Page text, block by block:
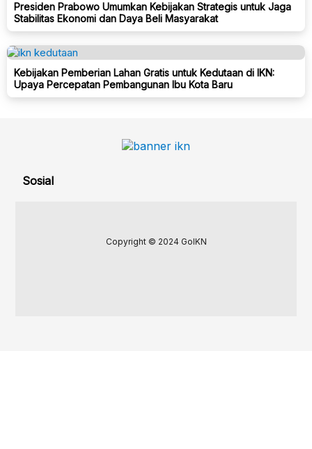
Presiden Prabowo Umumkan Kebijakan Strategis untuk Jaga
Stabilitas Ekonomi dan Daya Beli Masyarakat
Kebijakan Pemberian Lahan Gratis untuk Kedutaan di IKN:
Upaya Percepatan Pembangunan Ibu Kota Baru
Sosial
Copyright © 2024 GoIKN